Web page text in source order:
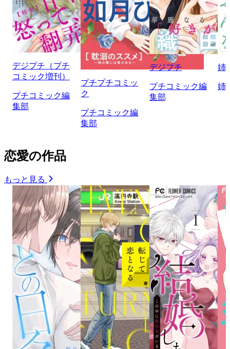
デジプチ（プチ
コミック増刊）
プチコミック編
集部
プチプチコミッ
ク
プチコミック編
集部
デジプチ
プチコミック編
集部
姉
姉
恋愛の作品
もっと見る